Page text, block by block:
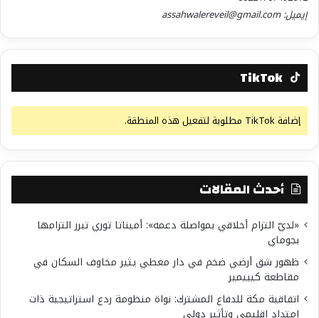
إيميل: assahwalereveil@gmail.com
TikTok
إضافة TikTok مطلوبة لتفعيل هذه المنطقة.
أحدث المقالات
«لديّ التزام أخلاقي بمواصلة دعمه»: أميناتا توري تبرر التزامها
بجوماي
ظهور شق أرضي ضخم في دار معطي يثير مخاوف السكان في
مقاطعة كيبيمير
اتفاقية مكة للدفاع المشترك: نواة منظومة ردع استراتيجية ذات
امتداد إقليمي وتأثير دولي